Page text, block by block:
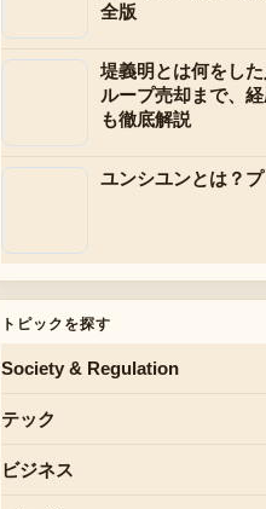
全版
堤義明とは何をし
ループ売却まで、
も徹底解説
ユンシユンとは？
トピックを探す
Society & Regulation
テック
ビジネス